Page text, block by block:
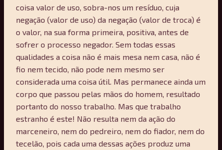
coisa valor de uso, sobra-nos um resíduo, cuja
negação (valor de uso) da negação (valor de troca) é
o valor, na sua forma primeira, positiva, antes de
sofrer o processo negador. Sem todas essas
qualidades a coisa não é mais mesa nem casa, não é
fio nem tecido, não pode nem mesmo ser
considerada uma coisa útil. Mas permanece ainda um
corpo que passou pelas mãos do homem, resultado
portanto do nosso trabalho. Mas que trabalho
estranho é este! Não resulta nem da ação do
marceneiro, nem do pedreiro, nem do fiador, nem do
tecelão, pois cada uma dessas ações produz uma